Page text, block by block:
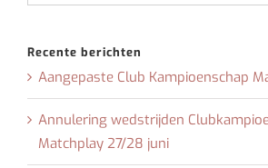
naar:
Recente berichten
Aangepaste Club Kampioenschap
Annulering wedstrijden
Matchplay 27/28 juni